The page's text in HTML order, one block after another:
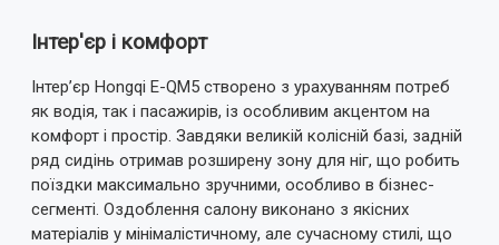
Ваш відгук:
Примітка:HTML розмітка не підтримується!
Використовуйте звичайний текст.
Інтер'єр і комфорт
Інтер’єр Hongqi E-QM5 створено з урахуванням потреб
як водія, так і пасажирів, із особливим акцентом на
комфорт і простір. Завдяки великій колісній базі, задній
ряд сидінь отримав розширену зону для ніг, що робить
поїздки максимально зручними, особливо в бізнес-
сегменті. Оздоблення салону виконано з якісних
матеріалів у мінімалістичному, але сучасному стилі, що